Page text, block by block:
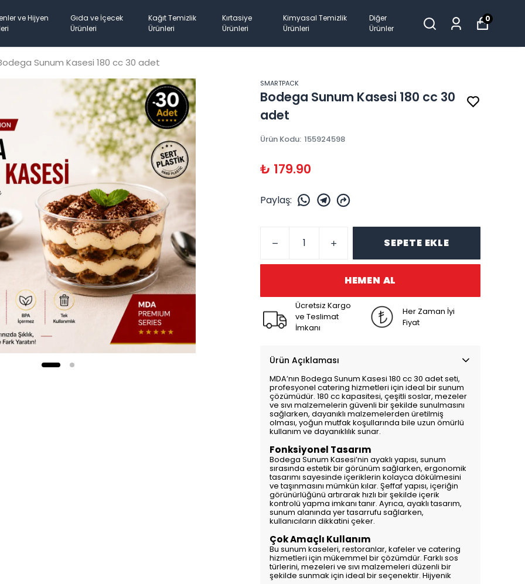
ve Hijyen
Gıda ve İçecek
Ürünleri
Kağıt Temizlik
Ürünleri
Kırtasiye
Ürünleri
Kimyasal Temizlik
Ürünleri
Diğer
Ürünler
0
Sunum Kasesi 180 cc 30 adet
SMARTPACK
Bodega Sunum Kasesi 180 cc 30
adet
Ürün Kodu: 155924598
₺ 179.90
Paylaş:
SEPETE EKLE
HEMEN AL
Ücretsiz Kargo
ve Teslimat
İmkanı
Her Zaman İyi
Fiyat
Ürün Açıklaması
MDA’nın Bodega Sunum Kasesi 180 cc 30 adet seti,
profesyonel catering hizmetleri için ideal bir sunum
çözümüdür. 180 cc kapasitesi, çeşitli soslar, mezeler
ve sıvı malzemelerin güvenli bir şekilde sunulmasını
sağlarken, dayanıklı malzemelerden üretilmiş
olması, yoğun mutfak koşullarında bile uzun ömürlü
kullanım ve dayanıklılık sunar.
Fonksiyonel Tasarım
Bodega Sunum Kasesi’nin ayaklı yapısı, sunum
sırasında estetik bir görünüm sağlarken, ergonomik
tasarımı sayesinde içeriklerin kolayca dökülmesini
ve taşınmasını mümkün kılar. Şeffaf yapısı, içeriğin
görünürlüğünü artırarak hızlı bir şekilde içerik
kontrolü yapma imkanı tanır. Ayrıca, ayaklı tasarım,
sunum alanında yer tasarrufu sağlarken,
kullanıcıların dikkatini çeker.
Çok Amaçlı Kullanım
Bu sunum kaseleri, restoranlar, kafeler ve catering
hizmetleri için mükemmel bir çözümdür. Farklı sos
türlerini, mezeleri ve sıvı malzemeleri düzenli bir
şekilde sunmak için ideal bir seçenektir. Hijyenik